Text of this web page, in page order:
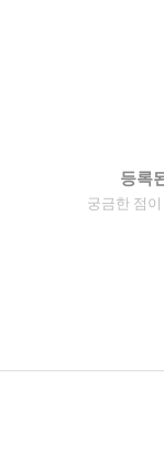
등록
궁금한 점